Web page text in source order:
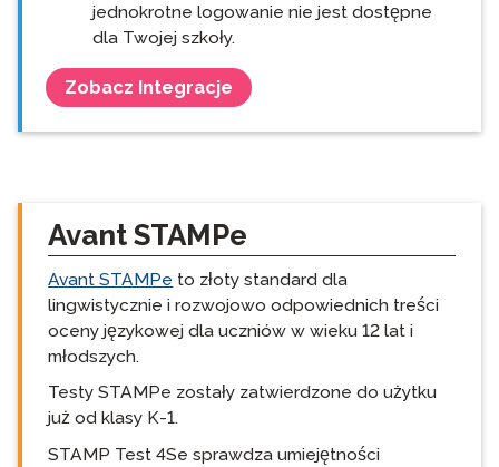
jednokrotne logowanie nie jest dostępne
dla Twojej szkoły.
Zobacz Integracje
Avant STAMPe
Avant STAMPe to złoty standard dla
lingwistycznie i rozwojowo odpowiednich treści
oceny językowej dla uczniów w wieku 12 lat i
młodszych.
Testy STAMPe zostały zatwierdzone do użytku
już od klasy K-1.
STAMP Test 4Se sprawdza umiejętności